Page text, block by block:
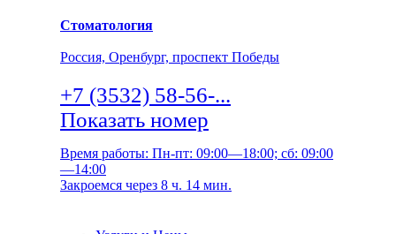
Стоматология
Россия, Оренбург, проспект Победы
+7 (3532) 58-56-...
Показать номер
Время работы: Пн-пт: 09:00—18:00; сб: 09:00
—14:00
Закроемся через 8 ч. 14 мин.